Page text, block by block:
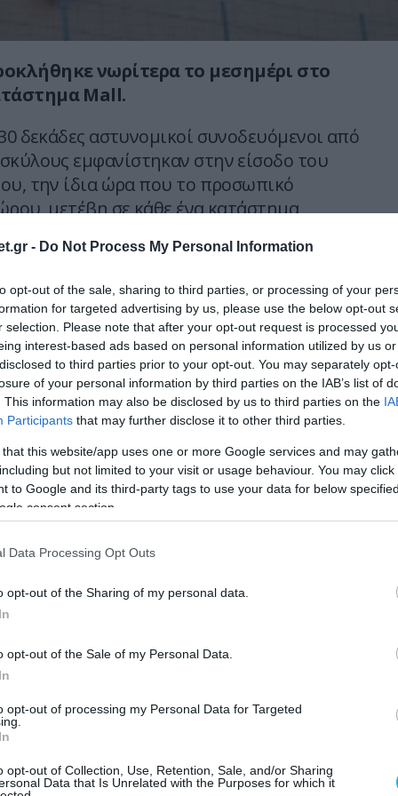
- Do Not Process My Personal Information
opt-out of the sale, sharing to third parties, or processing of your
for targeted advertising by us, please use the below opt-out
selection. Please note that after your opt-out request is processed
interest-based ads based on personal information utilized by us
to third parties prior to your opt-out. You may separately
of your personal information by third parties on the IAB’s list of
This information may also be disclosed by us to third parties on the
Participants that may further disclose it to other third parties.
that this website/app uses one or more Google services and may
but not limited to your visit or usage behaviour. You may
to Google and its third-party tags to use your data for below
consent section.
Data Processing Opt Outs
opt-out of the Sharing of my personal data.
opt-out of the Sale of my Personal Data.
opt-out of processing my Personal Data for Targeted
opt-out of Collection, Use, Retention, Sale, and/or Sharing
Data that Is Unrelated with the Purposes for which it
νωρίτερα το μεσημέρι στο
Mall.
δεκάδες αστυνομικοί συνοδευόμενοι από
εμφανίστηκαν στην είσοδο του
την ίδια ώρα που το προσωπικό
μετέβη σε κάθε ένα κατάστημα
πρέπει να ψάξει για οποιαδήποτε δέμα ή
στους χώρους του εμπορικού κέντρου
να αναγνωριστεί ο κάτοχός του.
ερωτήσεις των υπαλλήλων αλλά και των
εκείνη την ώρα στο εμπορικό κέντρο
δεν έδωσαν περισσότερες
επιχείρηση ολοκληρώθηκε μετά
ώρες όταν και αποχώρησαν οι αστυνομικές
χώρο του εμπορικού κέντρου.
defencenet.gr